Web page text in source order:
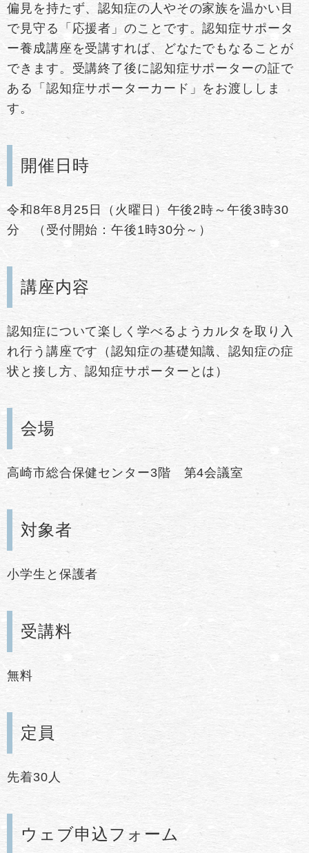
偏見を持たず、認知症の人やその家族を温かい目
で見守る「応援者」のことです。認知症サポータ
ー養成講座を受講すれば、どなたでもなることが
できます。受講終了後に認知症サポーターの証で
ある「認知症サポーターカード」をお渡ししま
す。
開催日時
令和8年8月25日（火曜日）午後2時～午後3時30
分 （受付開始：午後1時30分～）
講座内容
認知症について楽しく学べるようカルタを取り入
れ行う講座です（認知症の基礎知識、認知症の症
状と接し方、認知症サポーターとは）
会場
高崎市総合保健センター3階 第4会議室
対象者
小学生と保護者
受講料
無料
定員
先着30人
ウェブ申込フォーム